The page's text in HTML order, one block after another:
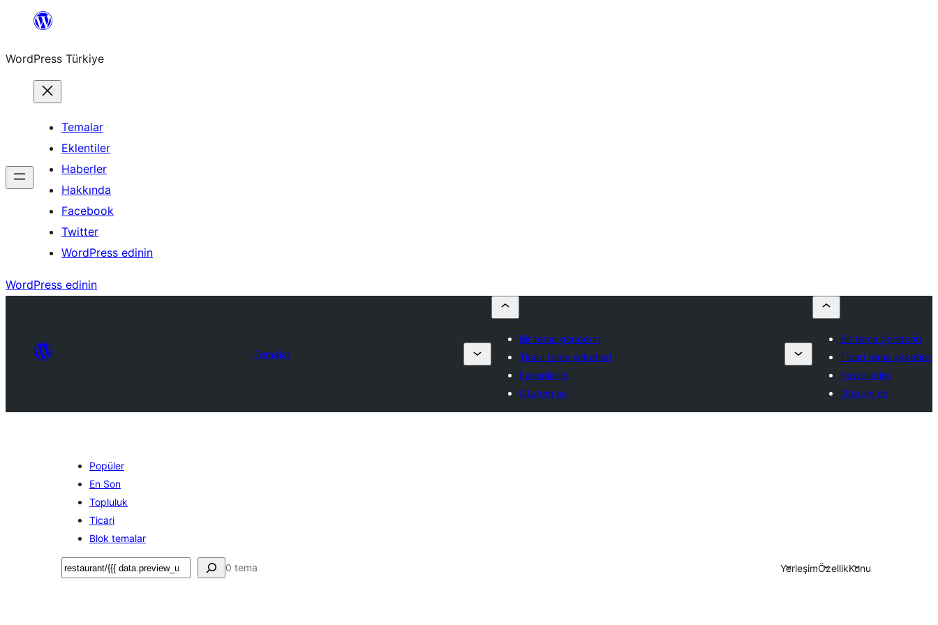
İçeriğe
WordPress Türkiye
Temalar
Eklentiler
Haberler
Hakkında
Facebook
Twitter
WordPress edinin
WordPress edinin
Temalar
Bir tema gönderin
Ticari tema şirketleri
Favorilerim
Oturum aç
Bir tema gönderin
Ticari tema şirketleri
Favorilerim
Oturum aç
Popüler
En Son
Topluluk
Ticari
Blok temalar
Ara 0 tema YerleşimÖzellikKonu